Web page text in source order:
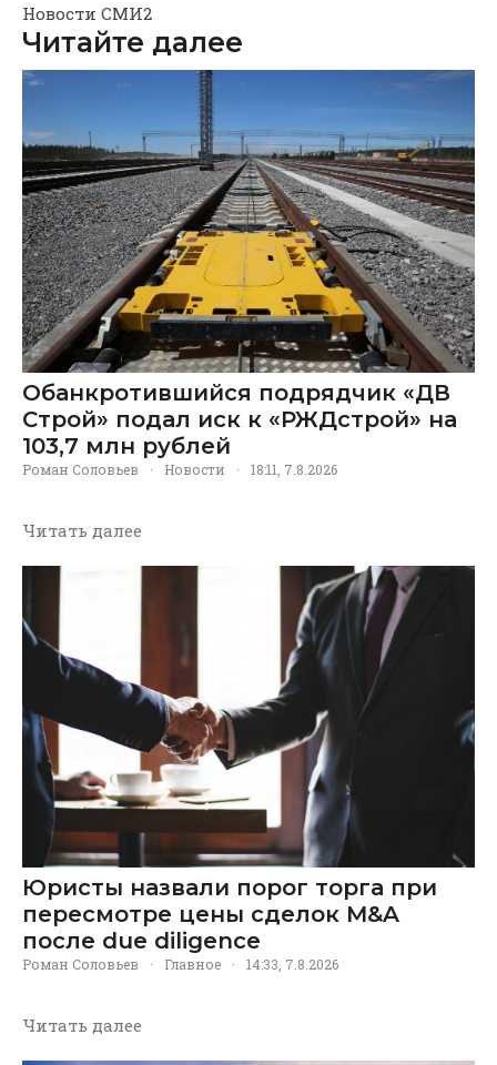
Новости СМИ2
Читайте далее
Обанкротившийся подрядчик «ДВ
Строй» подал иск к «РЖДстрой» на
103,7 млн рублей
Роман Соловьев · Новости · 18:11, 7.8.2026
Читать далее
Юристы назвали порог торга при
пересмотре цены сделок M&A
после due diligence
Роман Соловьев · Главное · 14:33, 7.8.2026
Читать далее